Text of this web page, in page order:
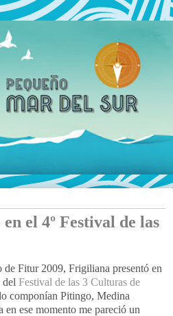
el 4º Festival de las
de Fitur2009, Frigiliana presentó en
del Festival de las 3 Culturas de
componían Pitingo, Medina
en ese momento me pareció un